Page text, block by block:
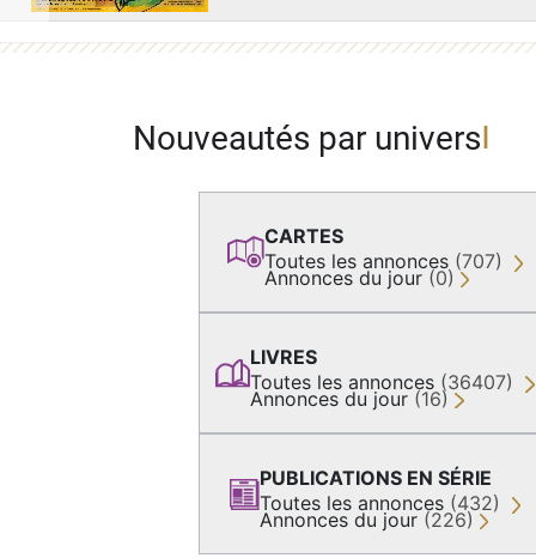
Nouveautés par univers
CARTES
Toutes les annonces (707)
Annonces du jour (0)
LIVRES
Toutes les annonces (36407)
Annonces du jour (16)
PUBLICATIONS EN SÉRIE
Toutes les annonces (432)
Annonces du jour (226)